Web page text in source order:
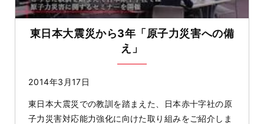
東日本大震災から3年「原子力災害への備
え」
2014年3月17日
東日本大震災での教訓を踏まえた、日本赤十字社の原
子力災害対応能力強化に向けた取り組みをご紹介しま